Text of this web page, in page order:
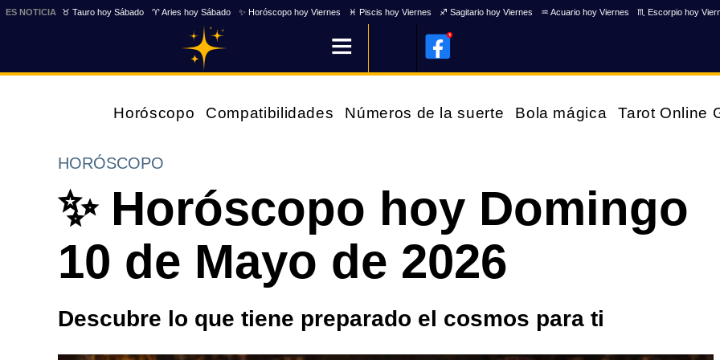
ES NOTICIA ♉ Tauro hoy Sábado ♈ Aries hoy Sábado ✨ Horóscopo hoy Viernes ♓ Piscis hoy Viernes ♐ Sagitario hoy Viernes ♒ Acuario hoy Viernes ♏ Escorpio hoy
Horóscopo Compatibilidades Números de la suerte Bola mágica Tarot Online
HORÓSCOPO
✨ Horóscopo hoy Domingo
10 de Mayo de 2026
Descubre lo que tiene preparado el cosmos para ti